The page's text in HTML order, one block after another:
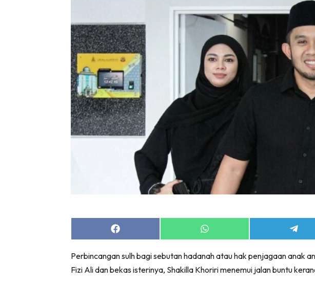
Share
on
Share
on
Share
on
Perbincangan sulh bagi sebutan hadanah atau hak penjagaan anak
Fizi Ali dan bekas isterinya, Shakilla Khoriri menemui jalan buntu